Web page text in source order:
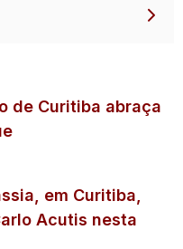
de Curitiba abraça
em Curitiba,
Acutis nesta